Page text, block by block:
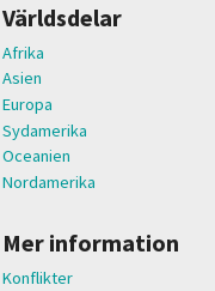
Världsdelar
Afrika
Asien
Europa
Sydamerika
Oceanien
Nordamerika
Mer information
Konflikter